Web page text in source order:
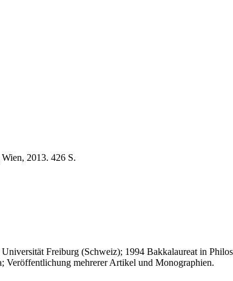
2013. 426 S.
Freiburg (Schweiz); 1994 Bakkalaureat in
Veröffentlichung mehrerer Artikel und Monographien.